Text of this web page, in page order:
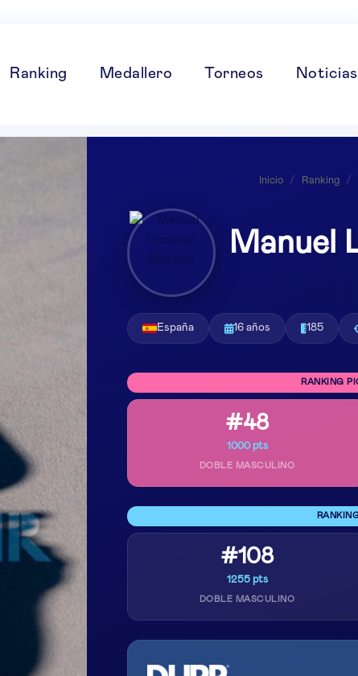
Ranking Medallero Torneos Noticias
Inicio / Ranking /
Manuel
España 16 años 185
RANKING
#48
1000 pts
DOBLE MASCULINO
#108
1255 pts
DOBLE MASCULINO